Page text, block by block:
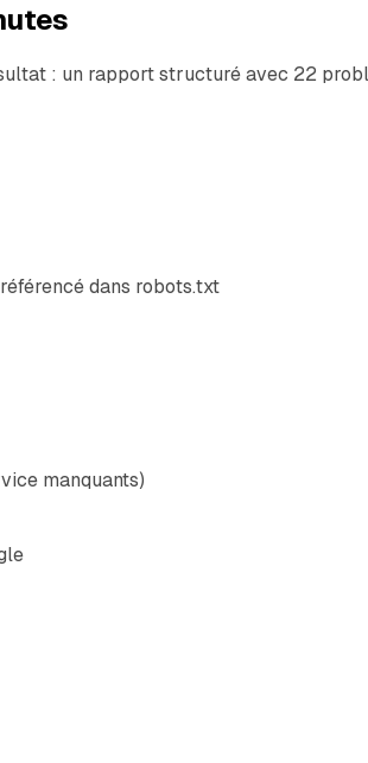
: un rapport structuré avec 22
dans robots.txt
manquants)